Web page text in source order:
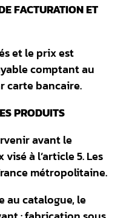
FACTURATION ET
et le prix est
comptant au
carte bancaire.
PRODUITS
avant le
à l’article 5. Les
métropolitaine.
au catalogue, le